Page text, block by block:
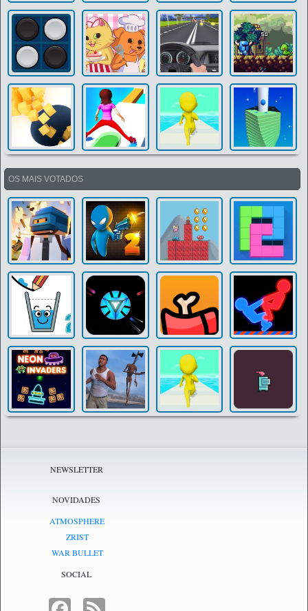
OS MAIS VOTADOS
NEWSLETTER
NOVIDADES
ATMOSPHERE
ZRIST
WAR BULLET
SOCIAL